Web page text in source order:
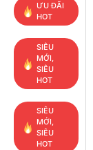
ƯU ĐÃI
HOT
SIÊU
MỚI,
SIÊU
HOT
SIÊU
MỚI,
SIÊU
HOT